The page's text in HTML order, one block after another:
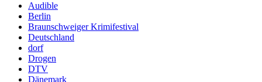
Audible
Berlin
Braunschweiger Krimifestival
Deutschland
dorf
Drogen
DTV
Dänemark